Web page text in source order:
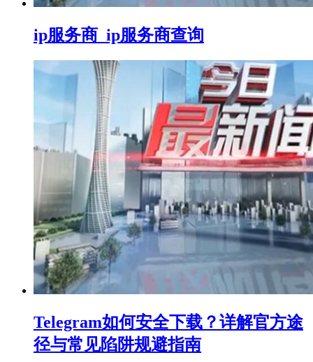
ip服务商_ip服务商查询
Telegram如何安全下载？详解官方途
径与常见陷阱规避指南